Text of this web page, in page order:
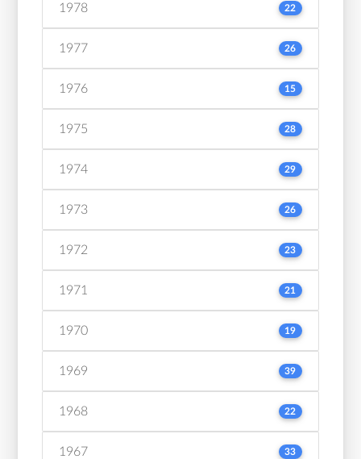
1978 22
1977 26
1976 15
1975 28
1974 29
1973 26
1972 23
1971 21
1970 19
1969 39
1968 22
1967 33